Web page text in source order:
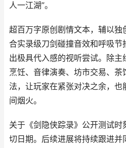
人一江湖”。
超百万字原创剧情文本，辅以
合实录级刀剑碰撞音效和呼吸
出极具代入感的视听尝试。除主
烹饪、音律演奏、坊市交易、
法，让玩家在紧张对决之余，
间烟火。
关于《剑隐侠踪录》公开测试
切日期。后续进展将持续跟进并